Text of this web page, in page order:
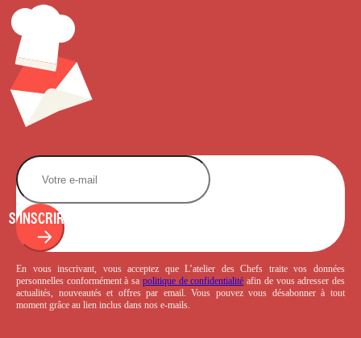
S'INSCRIRE
En vous inscrivant, vous acceptez que L’atelier des Chefs traite vos données
personnelles conformément à sa politique de confidentialité afin de vous adresser des
actualités, nouveautés et offres par email. Vous pouvez vous désabonner à tout
moment grâce au lien inclus dans nos e-mails.